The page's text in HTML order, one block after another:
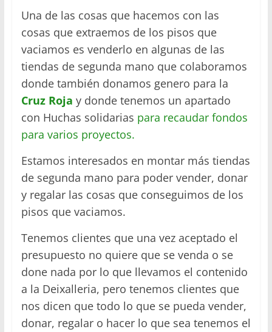
Una de las cosas que hacemos con las
cosas que extraemos de los pisos que
vaciamos es venderlo en algunas de las
tiendas de segunda mano que colaboramos
donde también donamos genero para la
Cruz Roja y donde tenemos un apartado
con Huchas solidarias para recaudar fondos
para varios proyectos.
Estamos interesados en montar más tiendas
de segunda mano para poder vender, donar
y regalar las cosas que conseguimos de los
pisos que vaciamos.
Tenemos clientes que una vez aceptado el
presupuesto no quiere que se venda o se
done nada por lo que llevamos el contenido
a la Deixalleria, pero tenemos clientes que
nos dicen que todo lo que se pueda vender,
donar, regalar o hacer lo que sea tenemos el